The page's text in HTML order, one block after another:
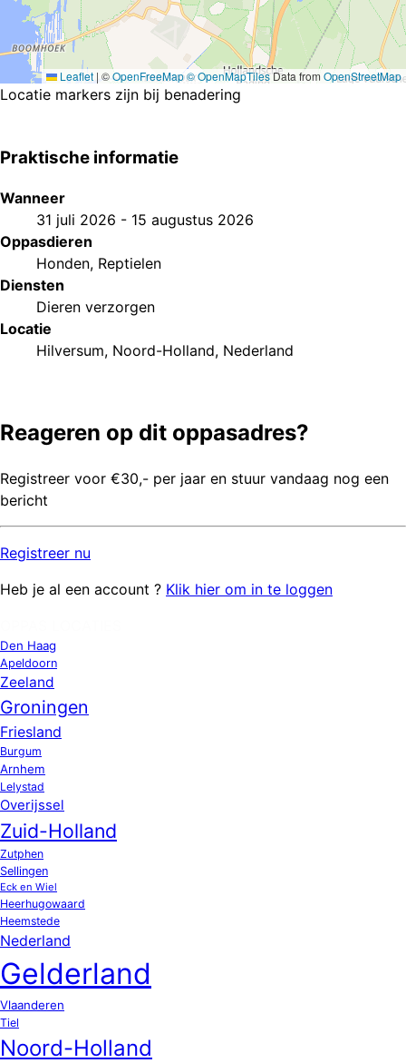
Leaflet | ©OpenFreeMap© OpenMapTilesData from OpenStreetMap
Locatie markers zijn bij benadering
Praktische informatie
Wanneer
31 juli 2026 - 15 augustus 2026
Oppasdieren
Honden, Reptielen
Diensten
Dieren verzorgen
Locatie
Hilversum, Noord-Holland, Nederland
Reageren op dit oppasadres?
Registreer voor €30,- per jaar en stuur vandaag nog een
bericht
Registreer nu
Heb je al een account ? Klik hier om in te loggen
Den Haag
Apeldoorn
Zeeland
Groningen
Friesland
Burgum
Arnhem
Lelystad
Overijssel
Zuid-Holland
Zutphen
Sellingen
Eck en Wiel
Heerhugowaard
Heemstede
Nederland
Gelderland
Vlaanderen
Tiel
Noord-Holland